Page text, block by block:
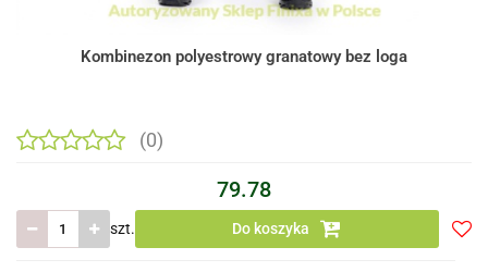
Kombinezon polyestrowy granatowy bez loga
(0)
79.78
szt. Do koszyka